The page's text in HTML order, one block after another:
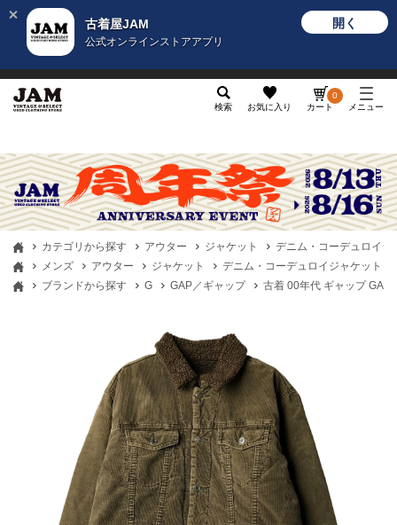
古着屋JAM
公式オンラインストアアプリ
開く
検索 お気に入り カート
0
メニュー
カテゴリから探す アウター ジャケット
デニム・コーデュロイジ
メンズ
アウター ジャケット
デニム・コーデュロイジャケット
ブランドから探す
G GAP／ギャップ 古着 00年代 ギャップ